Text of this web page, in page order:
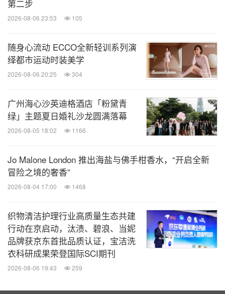
除了滑得出色，更要穿得有范儿。本次，Vans 也为
消费者特别带来一系列重磅尖货产品。其中包括此次
Vans 与知名滑手 Anthony Van Engelen共同打造的
专业滑板鞋款 AVE 2.0。这款专业滑板鞋搭载了
使得鞋面和鞋口处更加贴合双脚；同时，外置 TPU
后跟可增强鞋款的稳定性，不论滑板训练强度高低都
能轻松应对。
第二步
2026-08-06 23:53 105
随身心流动 ECCO全新轻训系列演
绎都市运动时装美学
2026-08-06 20:25 304
广州海心沙英迪格酒店「粉黛青
绿」主题夏日婚礼沙龙圆满落幕
2026-08-05 18:02 1166
Jo Malone London 推出海盐与佛手柑香水，“开启全新
冒险之境的奢香”
2026-08-04 17:00 1468
织物清洁护理行业高质量生态共建
行动在京启动，汰渍、碧浪、当妮
品牌获京东首批品质认证，宝洁洗
衣科研成果荣登国际SCI期刊
2026-08-06 19:43 259